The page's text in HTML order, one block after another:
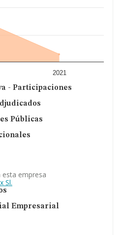
2021
- Participaciones
Públicas
esta empresa
Sl.
Empresarial